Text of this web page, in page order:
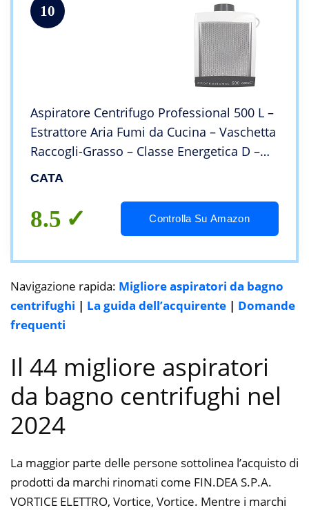
10
Aspiratore Centrifugo Professional 500 L –
Estrattore Aria Fumi da Cucina – Vaschetta
Raccogli-Grasso – Classe Energetica D –
Ventola Aspirazione da Cucina Silenziosa
CATA
8.5 Controlla Su Amazon
Navigazione rapida: Migliore aspiratori da bagno
centrifughi | La guida dell’acquirente | Domande
frequenti
Il 44 migliore aspiratori
da bagno centrifughi nel
2024
La maggior parte delle persone sottolinea l’acquisto di
prodotti da marchi rinomati come FIN.DEA S.P.A.
VORTICE ELETTRO, Vortice, Vortice. Mentre i marchi